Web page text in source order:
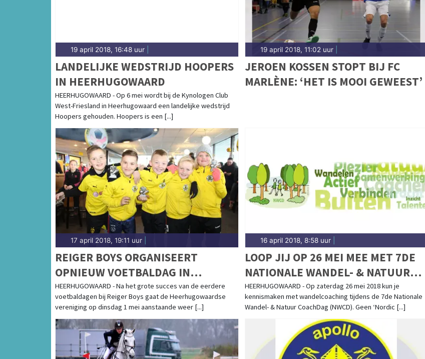
19 april 2018, 16:48 uur
LANDELIJKE WEDSTRIJD HOOPERS
IN HEERHUGOWAARD
HEERHUGOWAARD - Op 6 mei wordt bij de Kynologen Club
West-Friesland in Heerhugowaard een landelijke wedstrijd
Hoopers gehouden. Hoopers is een [...]
19 april 2018, 11:02 uur|
JEROEN KOSSEN STOPT BIJ FC
MARLÈNE: ‘HET IS MOOI GEWEEST’
17 april 2018, 19:11 uur
REIGER BOYS ORGANISEERT
OPNIEUW VOETBALDAG IN
MEIVAKANTIE
HEERHUGOWAARD - Na het grote succes van de eerdere
voetbaldagen bij Reiger Boys gaat de Heerhugowaardse
vereniging op dinsdag 1 mei aanstaande weer [...]
16 april 2018, 8:58 uur|
LOOP JIJ OP 26 MEI MEE MET 7DE
NATIONALE WANDEL- & NATUUR
COACHDAG
HEERHUGOWAARD - Op zaterdag 26 mei 2018 kun je
kennismaken met wandelcoaching tijdens de 7de Nationale
Wandel- & Natuur CoachDag (NWCD). Geen ‘Nordic [...]